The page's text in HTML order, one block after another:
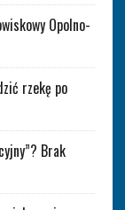
Opolno-
rzekę po
Brak